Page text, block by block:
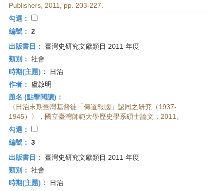
Publishers, 2011, pp. 203-227.
勾選：
編號： 2
出版書目： 臺灣史研究文獻類目 2011 年度
類別： 社會
時期(主題)：
日治
作者：
盧啟明
題名 (點擊閱讀)：
〈日治末期臺灣基督徒「傳道報國」認同之研究（1937-
1945）〉，國立臺灣師範大學歷史學系碩士論文，2011。
勾選：
編號： 3
出版書目： 臺灣史研究文獻類目 2011 年度
類別： 社會
時期(主題)：
日治